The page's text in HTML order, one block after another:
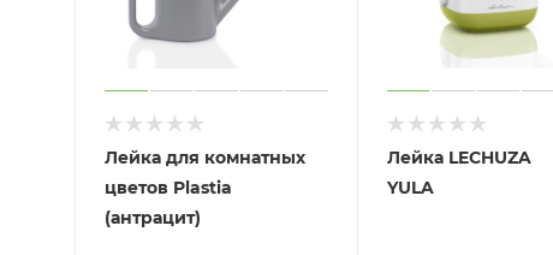
Лейка для комнатных
цветов Plastia
(антрацит)
Лейка LECHUZA
YULA